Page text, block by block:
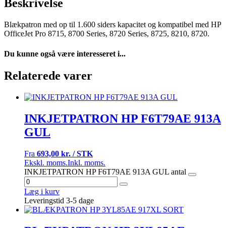
Beskrivelse
Blækpatron med op til 1.600 siders kapacitet og kompatibel med HP
OfficeJet Pro 8715, 8700 Series, 8720 Series, 8725, 8210, 8720.
Du kunne også være interesseret i...
Relaterede varer
INKJETPATRON HP F6T79AE 913A
GUL
Fra 693,00 kr. / STK
Ekskl. moms.Inkl. moms.
INKJETPATRON HP F6T79AE 913A GUL antal
Læg i kurv
Leveringstid 3-5 dage